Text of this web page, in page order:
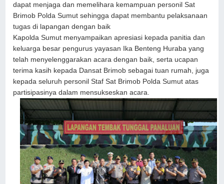
dapat menjaga dan memelihara kemampuan personil Sat
Brimob Polda Sumut sehingga dapat membantu pelaksanaan
tugas di lapangan dengan baik
Kapolda Sumut menyampaikan apresiasi kepada panitia dan
keluarga besar pengurus yayasan Ika Benteng Huraba yang
telah menyelenggarakan acara dengan baik, serta ucapan
terima kasih kepada Dansat Brimob sebagai tuan rumah, juga
kepada seluruh personil Staf Sat Brimob Polda Sumut atas
partisipasinya dalam mensukseskan acara.